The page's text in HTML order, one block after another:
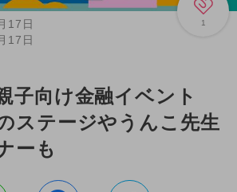
1
17日
17日
子向け金融イベント
ステージやうんこ先生
ーも